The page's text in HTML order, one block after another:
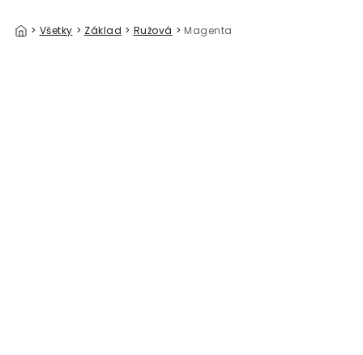
> Všetky > Základ > Ružová > Magenta